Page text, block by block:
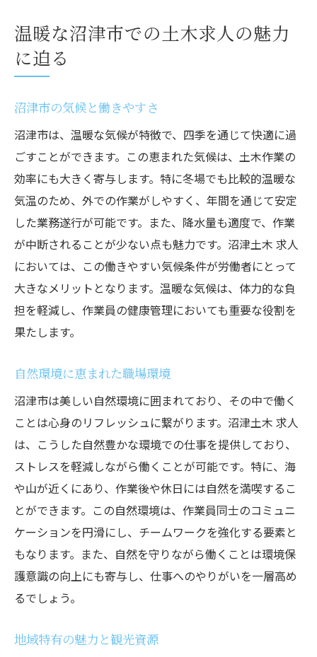
温暖な沼津市での土木求人の魅力
に迫る
沼津市の気候と働きやすさ
沼津市は、温暖な気候が特徴で、四季を通じて快適に過
ごすことができます。この恵まれた気候は、土木作業の
効率にも大きく寄与します。特に冬場でも比較的温暖な
気温のため、外での作業がしやすく、年間を通じて安定
した業務遂行が可能です。また、降水量も適度で、作業
が中断されることが少ない点も魅力です。沼津土木 求人
においては、この働きやすい気候条件が労働者にとって
大きなメリットとなります。温暖な気候は、体力的な負
担を軽減し、作業員の健康管理においても重要な役割を
果たします。
自然環境に恵まれた職場環境
沼津市は美しい自然環境に囲まれており、その中で働く
ことは心身のリフレッシュに繋がります。沼津土木 求人
は、こうした自然豊かな環境での仕事を提供しており、
ストレスを軽減しながら働くことが可能です。特に、海
や山が近くにあり、作業後や休日には自然を満喫するこ
とができます。この自然環境は、作業員同士のコミュニ
ケーションを円滑にし、チームワークを強化する要素と
もなります。また、自然を守りながら働くことは環境保
護意識の向上にも寄与し、仕事へのやりがいを一層高め
るでしょう。
地域特有の魅力と観光資源